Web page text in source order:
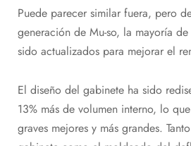
Puede parecer similar fuera, pero
generación de Mu-so, la mayoría
sido actualizados para mejorar el
El diseño del gabinete ha sido
13% más de volumen interno, lo
graves mejores y más grandes.